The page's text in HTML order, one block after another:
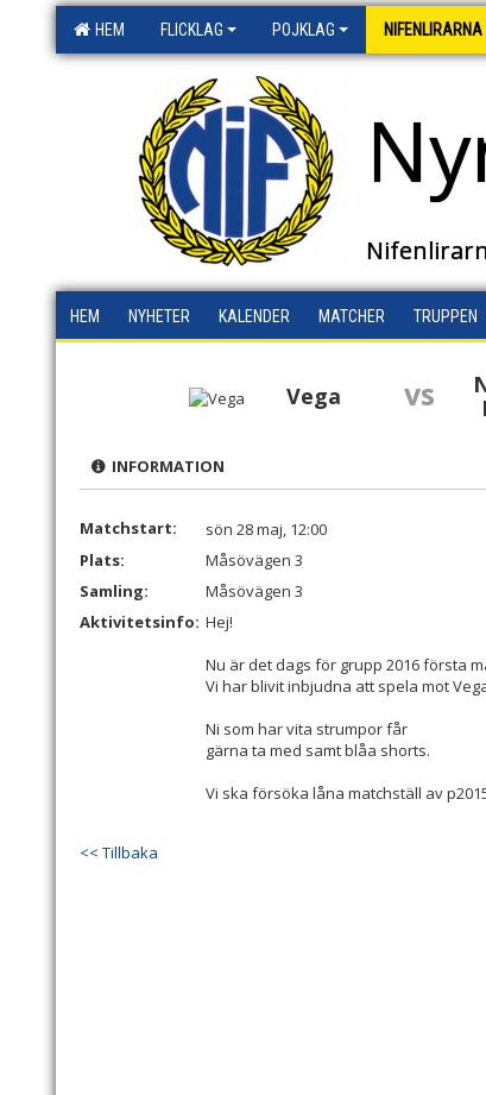
HEM FLICKLAG POJKLAG NIFENLIRARNA
HEM NYHETER KALENDER MATCHER TRUPPEN
Vega vs
INFORMATION
Matchstart:
sön 28 maj, 12:00
Plats:
Måsövägen 3
Samling:
Måsövägen 3
Aktivitetsinfo: Hej!
Nu är det dags för grupp 2016 första
Vi har blivit inbjudna att spela mot
Ni som har vita strumpor får
gärna ta med samt blåa shorts.
Vi ska försöka låna matchställ av
<< Tillbaka